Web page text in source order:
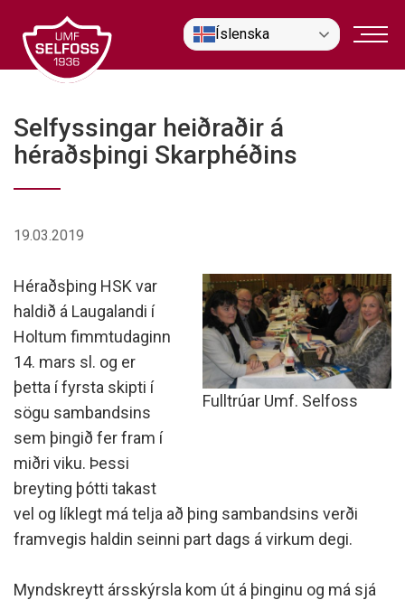
efni
Íslenska
Selfyssingar heiðraðir á
héraðsþingi Skarphéðins
19.03.2019
Fulltrúar Umf. Selfoss
Héraðsþing HSK var
haldið á Laugalandi í
Holtum fimmtudaginn
14. mars sl. og er
þetta í fyrsta skipti í
sögu sambandsins
sem þingið fer fram í
miðri viku. Þessi
breyting þótti takast
vel og líklegt má telja að þing sambandsins verði
framvegis haldin seinni part dags á virkum degi.
Myndskreytt ársskýrsla kom út á þinginu og má sjá